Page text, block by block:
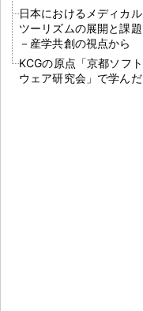
日本におけるメディカル
ツーリズムの展開と課題
－産学共創の視点から
KCGの原点「京都ソフト
ウェア研究会」で学んだ